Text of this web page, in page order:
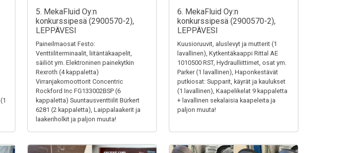
5. MekaFluid Oy:n
konkurssipesä (2900570-2),
LEPPÄVESI
Paineilmaosat Festo:
Venttiiliterminaalit, liitäntäkaapelit,
säiliöt ym. Elektroninen painekytkin
Rexroth (4 kappaletta)
Virranjakomoottorit Concentric
Rockford Inc FG133002BSP (6
kappaletta) Suuntausventtiilit Bürkert
6281 (2 kappaletta), Laippalaakerit ja
laakeriholkit ja paljon muuta!
6. MekaFluid Oy:n
konkurssipesä (2900570-2),
LEPPÄVESI
Kuusioruuvit, aluslevyt ja mutterit (1
lavallinen), Kytkentäkaappi Rittal AE
1010500 RST, Hydraulliittimet, osat ym.
Parker (1 lavallinen), Haponkestävät
putkiosat: Supparit, käyrät ja kaulukset
(1 lavallinen), Kaapelikelat 9 kappaletta
+ lavallinen sekalaisia kaapeleita ja
paljon muuta!